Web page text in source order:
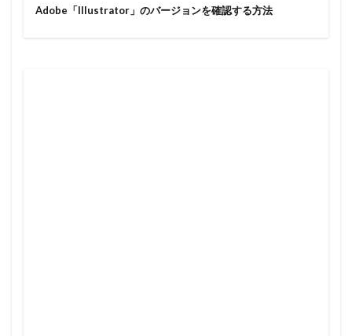
Adobe「Illustrator」のバージョンを確認する方法